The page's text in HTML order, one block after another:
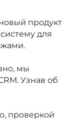
продукт
для
мы
Узнав об
проверкой